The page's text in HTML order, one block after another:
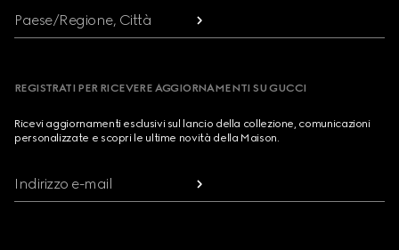
Paese/Regione, Città
REGISTRATI PER RICEVERE AGGIORNAMENTI SU GUCCI
Ricevi aggiornamenti esclusivi sul lancio della collezione, comunicazioni
personalizzate e scopri le ultime novità della Maison.
Indirizzo e-mail